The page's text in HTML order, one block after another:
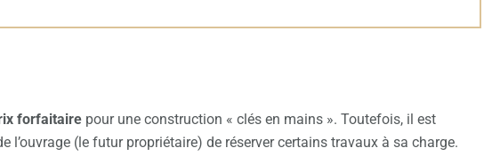
forfaitaire pour une construction « clés en mains ». Toutefois, il est
l’ouvrage (le futur propriétaire) de réserver certains travaux à sa charge.